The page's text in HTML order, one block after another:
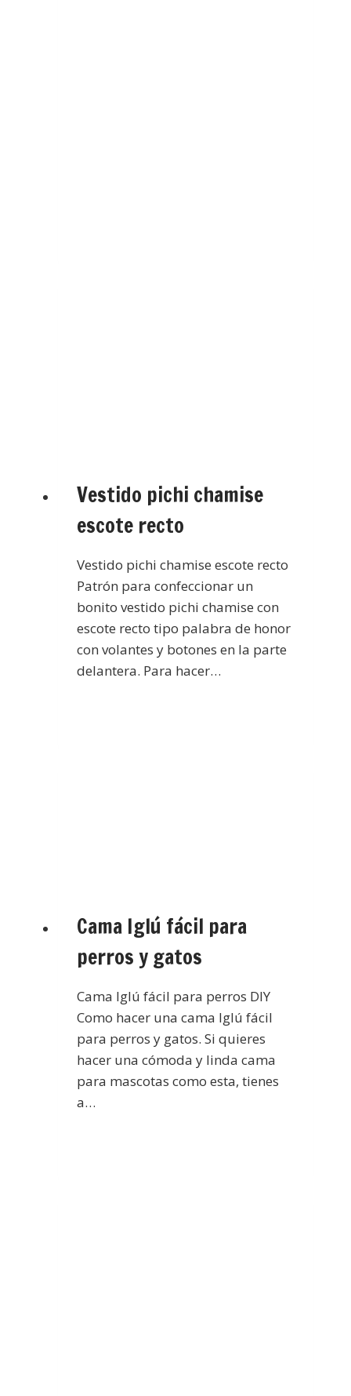
Vestido pichi chamise
escote recto
Vestido pichi chamise escote recto
Patrón para confeccionar un
bonito vestido pichi chamise con
escote recto tipo palabra de honor
con volantes y botones en la parte
delantera. Para hacer…
Cama Iglú fácil para
perros y gatos
Cama Iglú fácil para perros DIY
Como hacer una cama Iglú fácil
para perros y gatos. Si quieres
hacer una cómoda y linda cama
para mascotas como esta, tienes
a…